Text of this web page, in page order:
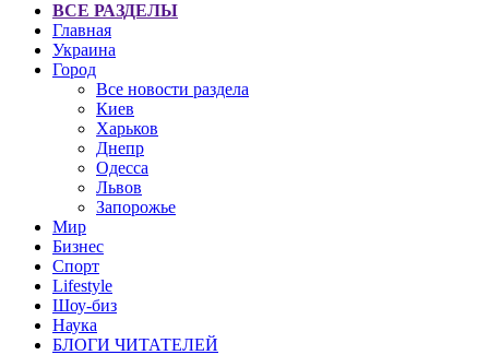
ВСЕ РАЗДЕЛЫ
Главная
Украина
Город
Все новости раздела
Киев
Харьков
Днепр
Одесса
Львов
Запорожье
Мир
Бизнес
Спорт
Lifestyle
Шоу-биз
Наука
БЛОГИ ЧИТАТЕЛЕЙ